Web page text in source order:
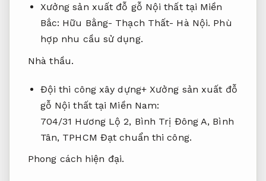
Xưởng sản xuất đỗ gỗ Nội thất tại Miền
Bắc: Hữu Bằng- Thạch Thất- Hà Nội. Phù
hợp nhu cầu sử dụng.
Nhà thầu.
Đội thi công xây dựng+ Xưởng sản xuất đỗ
gỗ Nội thất tại Miền Nam:
704/31 Hương Lộ 2, Bình Trị Đông A, Bình
Tân, TPHCM Đạt chuẩn thi công.
Phong cách hiện đại.